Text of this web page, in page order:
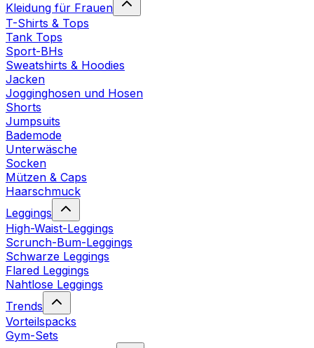
Kleidung für Frauen
T-Shirts & Tops
Tank Tops
Sport-BHs
Sweatshirts & Hoodies
Jacken
Jogginghosen und Hosen
Shorts
Jumpsuits
Bademode
Unterwäsche
Socken
Mützen & Caps
Haarschmuck
Leggings
High-Waist-Leggings
Scrunch-Bum-Leggings
Schwarze Leggings
Flared Leggings
Nahtlose Leggings
Trends
Vorteilspacks
Gym-Sets